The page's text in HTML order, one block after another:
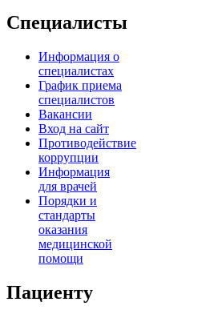
Специалисты
Информация о
специалистах
График приема
специалистов
Вакансии
Вход на сайт
Противодействие
коррупции
Информация
для врачей
Порядки и
стандарты
оказания
медицинской
помощи
Пациенту